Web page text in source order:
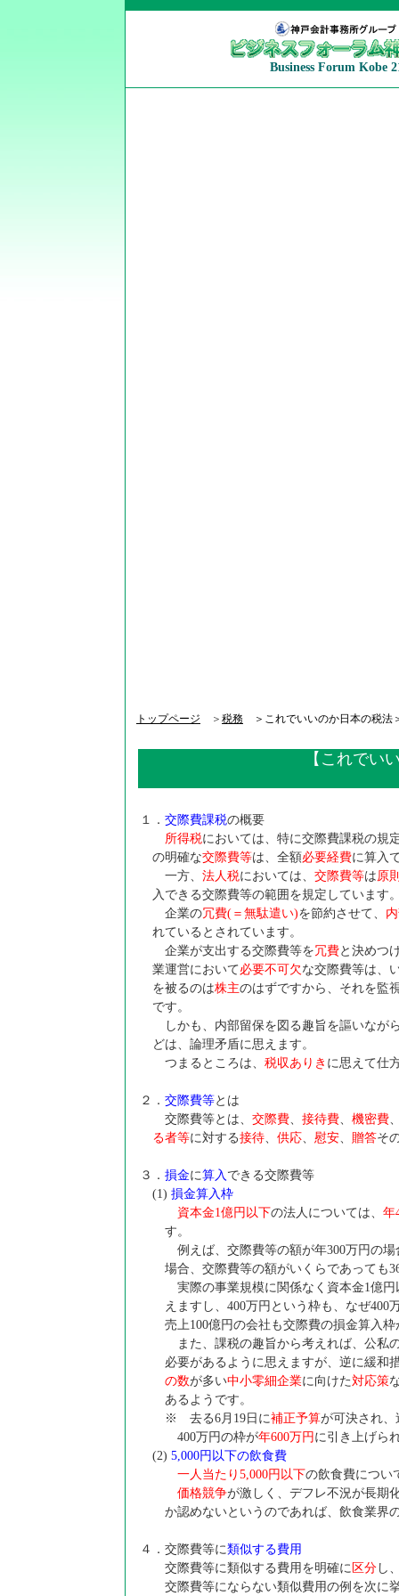
Business Forum Kobe
トップページ ＞ 税務 ＞これでいいのか日本の税法
【これでい
１． 交際費課税の概要
所得税においては、特に交際費課税の規
の明確な交際費等は、全額必要経費に算入
一方、法人税においては、交際費等は原
入できる交際費等の範囲を規定しています
企業の冗費(＝無駄遣い)を節約させて、
れているとされています。
企業が支出する交際費等を冗費と決めつ
業運営において必要不可欠 な交際費等は、
を被るのは株主のはずですから、それを監
です。
しかも、内部留保を図る趣旨を謳いなが
どは、論理矛盾に思えます。
つまるところは、税収ありき に思えて仕
２． 交際費等とは
交際費等とは、交際費、接待費、機密費
る者等に対する接待、供応、慰安、贈答そ
３． 損金に算入 できる交際費等
(1)損金算入枠
資本金1億円以下の法人については、年
す。
例えば、交際費等の額が年300万円の場
場合、交際費等の額がいくらであっても
実際の事業規模に関係なく資本金1億円
えますし、400万円という枠も、なぜ
売上100億円の会社も交際費の損金算入
また、課税の趣旨から考えれば、公私
必要があるように思えますが、逆に緩和
の数が多い中小零細企業に向けた対応策
あるようです。
※ 去る6月19日に補正予算が可決され
400万円の枠が年600万円 に引き上げら
(2)5,000円以下の飲食費
一人当たり5,000円以下の飲食費につい
価格競争が激しく、デフレ不況が長期
か認めないというのであれば、飲食業界
４．交際費等に類似する費用
交際費等に類似する費用を明確に 区分 し
交際費等にならない類似費用の例を次に